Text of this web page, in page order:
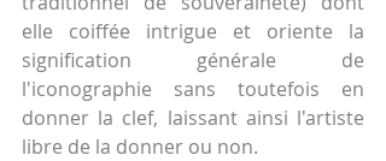
elle coiffée intrigue et oriente la
signification générale de
l'iconographie sans toutefois en
donner la clef, laissant ainsi l'artiste
libre de la donner ou non.